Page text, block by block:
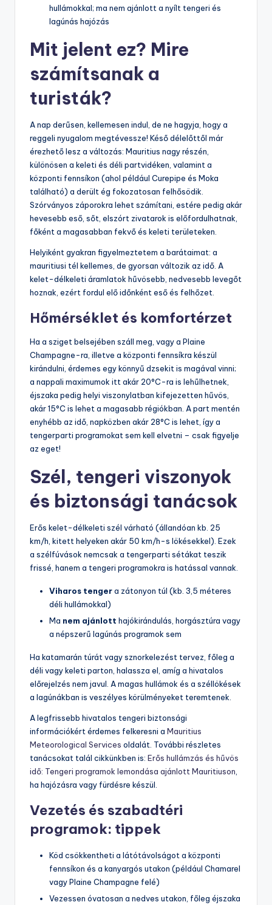
hullámokkal; ma nem ajánlott a nyílt tengeri és
lagúnás hajózás
Mit jelent ez? Mire
számítsanak a
turisták?
A nap derűsen, kellemesen indul, de ne hagyja, hogy a
reggeli nyugalom megtévessze! Késő délelőttől már
érezhető lesz a változás: Mauritius nagy részén,
különösen a keleti és déli partvidéken, valamint a
központi fennsíkon (ahol például Curepipe és Moka
található) a derült ég fokozatosan felhősödik.
Szórványos záporokra lehet számítani, estére pedig akár
hevesebb eső, sőt, elszórt zivatarok is előfordulhatnak,
főként a magasabban fekvő és keleti területeken.
Helyiként gyakran figyelmeztetem a barátaimat: a
mauritiusi tél kellemes, de gyorsan változik az idő. A
kelet-délkeleti áramlatok hűvösebb, nedvesebb levegőt
hoznak, ezért fordul elő időnként eső és felhőzet.
Hőmérséklet és komfortérzet
Ha a sziget belsejében száll meg, vagy a Plaine
Champagne-ra, illetve a központi fennsíkra készül
kirándulni, érdemes egy könnyű dzsekit is magával vinni;
a nappali maximumok itt akár 20°C-ra is lehűlhetnek,
éjszaka pedig helyi viszonylatban kifejezetten hűvös,
akár 15°C is lehet a magasabb régiókban. A part mentén
enyhébb az idő, napközben akár 28°C is lehet, így a
tengerparti programokat sem kell elvetni – csak figyelje
az eget!
Szél, tengeri viszonyok
és biztonsági tanácsok
Erős kelet-délkeleti szél várható (állandóan kb. 25
km/h, kitett helyeken akár 50 km/h-s lökésekkel). Ezek
a szélfúvások nemcsak a tengerparti sétákat teszik
frissé, hanem a tengeri programokra is hatással vannak.
Viharos tengera zátonyon túl (kb. 3,5 méteres
déli hullámokkal)
Ma nem ajánlott hajókirándulás, horgásztúra vagy
a népszerű lagúnás programok sem
Ha katamarán túrát vagy sznorkelezést tervez, főleg a
déli vagy keleti parton, halassza el, amíg a hivatalos
előrejelzés nem javul. A magas hullámok és a széllökések
a lagúnákban is veszélyes körülményeket teremtenek.
A legfrissebb hivatalos tengeri biztonsági
információkért érdemes felkeresni a Mauritius
Meteorological Services oldalát. További részletes
tanácsokat talál cikkünkben is: Erős hullámzás és hűvös
idő: Tengeri programok lemondása ajánlott Mauritiuson
ha hajózásra vagy fürdésre készül.
Vezetés és szabadtéri
programok: tippek
Köd csökkentheti a látótávolságot a központi
fennsíkon és a kanyargós utakon (például Chamarel
vagy Plaine Champagne felé)
Vezessen óvatosan a nedves utakon, főleg éjszaka